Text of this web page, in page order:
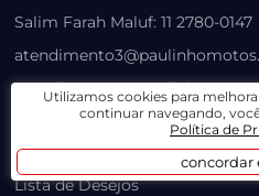
Salim Farah Maluf: 11 2780-0147
Lista de Desejos
Utilizamos cookies para
continuar navegando,
Política de
concordar